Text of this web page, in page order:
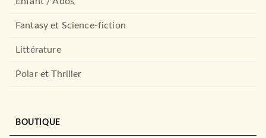
La Voie Éternelle, T1 : La
Fantasy et Science-fiction
Littérature
Polar et Thriller
BOUTIQUE